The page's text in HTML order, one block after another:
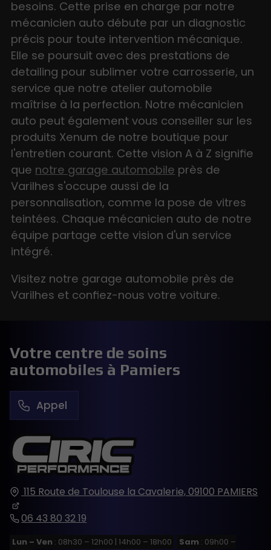
besoins. Cette prise en charge par notre
mécanicien auto débute par un diagnostic
précis pour toute intervention mécanique.
Elle se poursuit avec des prestations de
detailing pour sublimer votre carrosserie, un
service que notre atelier automobile
maîtrise à la perfection. Notre mécanicien
auto peut également vous conseiller sur les
produits Xenum de notre boutique pour
l'entretien courant. Cette vision A à Z signifie
que notre garage automobile près de
Varilhes s'occupe aussi de la
personnalisation, comme la pose de vitres
teintées. Chaque mécanicien auto de notre
équipe partage cette vision d'un service
intégré.
Visitez notre garage automobile près de
Varilhes et confiez-nous votre voiture.
115 Route de Toulouse la Cavalerie,09100 PAMIERS
06 43 80 32 19
Lun – Ven : 08h30 – 12h00 | 14h00 – 18h00 Sam : 09h00 –
Votre centre de soins
automobiles à Pamiers
Appel